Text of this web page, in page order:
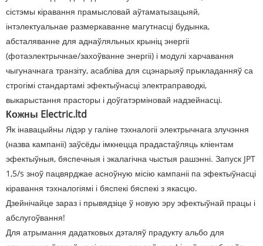
сістэмы кіравання прамысловай аўтаматызацыяй,
інтэлектуальнае размеркаванне магутнасці будынка,
абсталяванне для аднаўляльных крыніц энергіі
(фотаэлектрычнае/захоўванне энергіі) і модулі харчавання
чыгуначнага транзіту, асабліва для сцэнарыяў прыкладанняў са
строгімі стандартамі эфектыўнасці электраправодкі,
выкарыстання прасторы і доўгатэрміновай надзейнасці.
Кожны Electric.ltd
Як інавацыйны лідэр у галіне тэхналогіі электрычнага злучэння
(назва кампаніі) заўсёды імкнецца прадастаўляць кліентам
эфектыўныя, бяспечныя і экалагічна чыстыя рашэнні. Запуск JPT
1,5/s зноў пацвярджае асноўную місію кампаніі па эфектыўнасці
кіравання тэхналогіямі і бяспекі бяспекі з якасцю.
Дзейнічайце зараз і прывядзіце ў новую эру эфектыўнай працы і
абслугоўвання!
Для атрымання дадатковых дэталяў прадукту альбо для